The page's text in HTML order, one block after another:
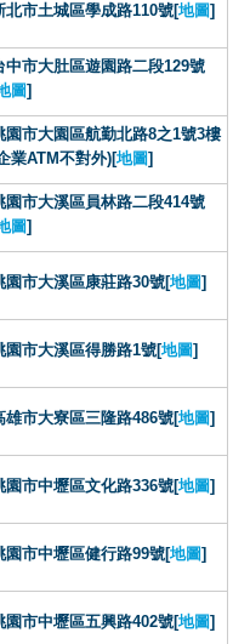
北市土城區學成路110號[地圖]
中市大肚區遊園路二段129號
圖]
園市大園區航勤北路8之1號3樓
業ATM不對外)[地圖]
園市大溪區員林路二段414號
圖]
園市大溪區康莊路30號[地圖]
園市大溪區得勝路1號[地圖]
雄市大寮區三隆路486號[地圖]
園市中壢區文化路336號[地圖]
園市中壢區健行路99號[地圖]
園市中壢區五興路402號[地圖]